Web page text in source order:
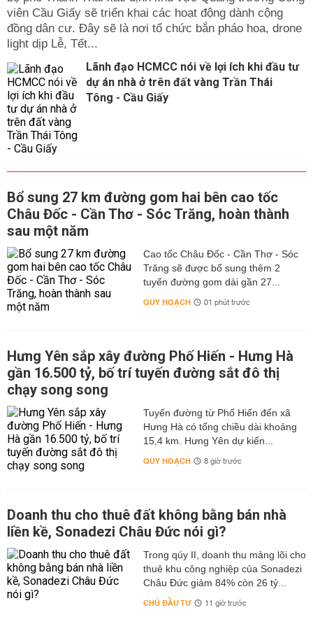
viên Cầu Giấy sẽ triển khai các hoạt động dành cộng
đồng dân cư. Đây sẽ là nơi tổ chức bắn pháo hoa, drone
light dịp Lễ, Tết...
Lãnh đạo HCMCC nói về lợi ích khi đầu tư
dự án nhà ở trên đất vàng Trần Thái
Tông - Cầu Giấy
Bổ sung 27 km đường gom hai bên cao tốc
Châu Đốc - Cần Thơ - Sóc Trăng, hoàn thành
sau một năm
Cao tốc Châu Đốc - Cần Thơ - Sóc
Trăng sẽ được bổ sung thêm 2
tuyến đường gom dài gần 27...
QUY HOẠCH 01 phút trước
Hưng Yên sắp xây đường Phố Hiến - Hưng Hà
gần 16.500 tỷ, bố trí tuyến đường sắt đô thị
chạy song song
Tuyến đường từ Phố Hiến đến xã
Hưng Hà có tổng chiều dài khoảng
15,4 km. Hưng Yên dự kiến...
QUY HOẠCH 8 giờ trước
Doanh thu cho thuê đất không bằng bán nhà
liền kề, Sonadezi Châu Đức nói gì?
Trong qúy II, doanh thu mảng lõi cho
thuê khu công nghiệp của Sonadezi
Châu Đức giảm 84% còn 26 tỷ...
CHỦ ĐẦU TƯ 11 giờ trước